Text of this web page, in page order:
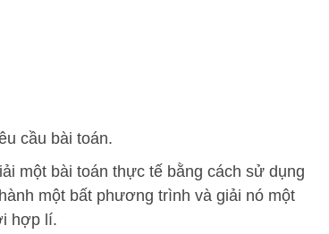
cầu bài toán.
một bài toán thực tế bằng cách sử dụng
một bất phương trình và giải nó một
hợp lí.